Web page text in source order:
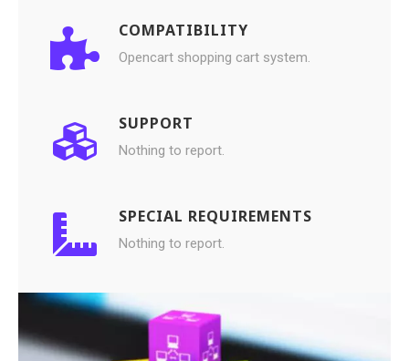
COMPATIBILITY
Opencart shopping cart system.
SUPPORT
Nothing to report.
SPECIAL REQUIREMENTS
Nothing to report.